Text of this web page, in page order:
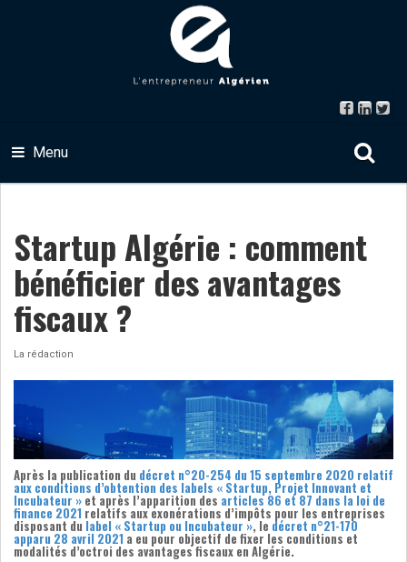
Menu
Startup Algérie : comment
bénéficier des avantages
fiscaux ?
La rédaction
Après la publication du décret n°20-254 du 15 septembre 2020 relatif
aux conditions d’obtention des labels « Startup, Projet Innovant et
Incubateur » et après l’apparition des articles 86 et 87 dans la loi de
finance 2021 relatifs aux exonérations d’impôts pour les entreprises
disposant du label « Startup ou Incubateur », le décret n°21-170
apparu 28 avril 2021 a eu pour objectif de fixer les conditions et
modalités d’octroi des avantages fiscaux en Algérie.